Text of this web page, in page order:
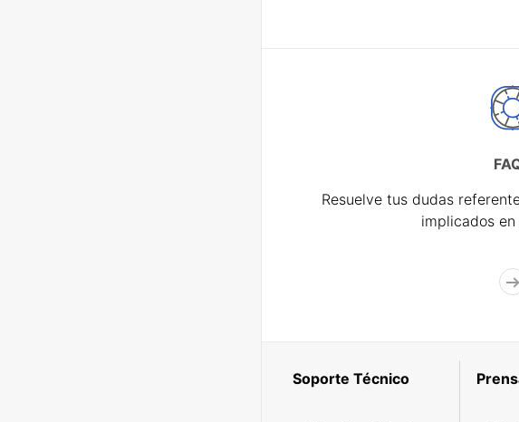
Resuelve tus dudas
implicados
Soporte Técnico